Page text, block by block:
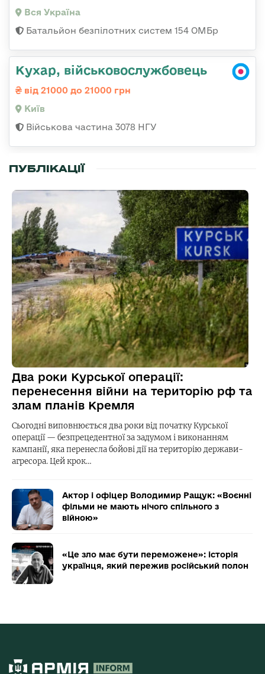
Вся Україна
Батальйон безпілотних систем 154 ОМБр
Кухар, військовослужбовець
від 21000 до 21000 грн
Київ
Військова частина 3078 НГУ
ПУБЛІКАЦІЇ
Два роки Курської операції:
перенесення війни на територію рф та
злам планів Кремля
Сьогодні виповнюється два роки від початку Курської
операції — безпрецедентної за задумом і виконанням
кампанії, яка перенесла бойові дії на територію держави-
агресора. Цей крок…
Актор і офіцер Володимир Ращук: «Воєнні
фільми не мають нічого спільного з
війною»
«Це зло має бути переможене»: історія
українця, який пережив російський полон